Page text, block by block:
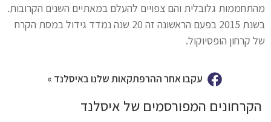
מהתחממות גלובלית והם צפויים להעלם במאתיים השנים הקרובות.
בשנת 2015 בפעם הראשונה זה 20 שנה נמדד גידול במסת הקרח
של קרחון הופסיוקול.
עקבו אחר ההרפתקאות שלנו באיסלנד »
הקרחונים המפורסמים של איסלנד